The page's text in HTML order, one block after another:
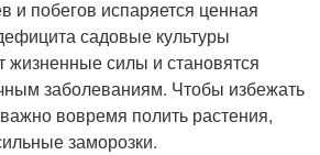
и побегов испаряется ценная
садовые культуры
жизненные силы и становятся
заболеваниям. Чтобы избежать
вовремя полить растения,
заморозки.